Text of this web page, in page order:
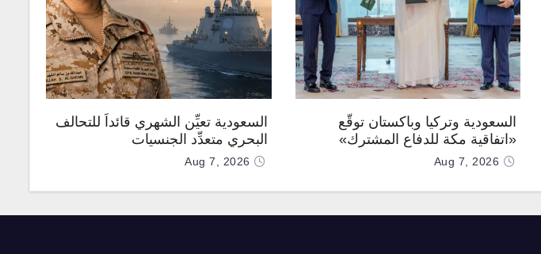
السعودية وتركيا وباكستان توقّع
«اتفاقية مكة للدفاع المشترك»
Aug 7, 2026
السعودية تعيِّن الشهري قائداً للتحالف
البحري متعدِّد الجنسيات
Aug 7, 2026